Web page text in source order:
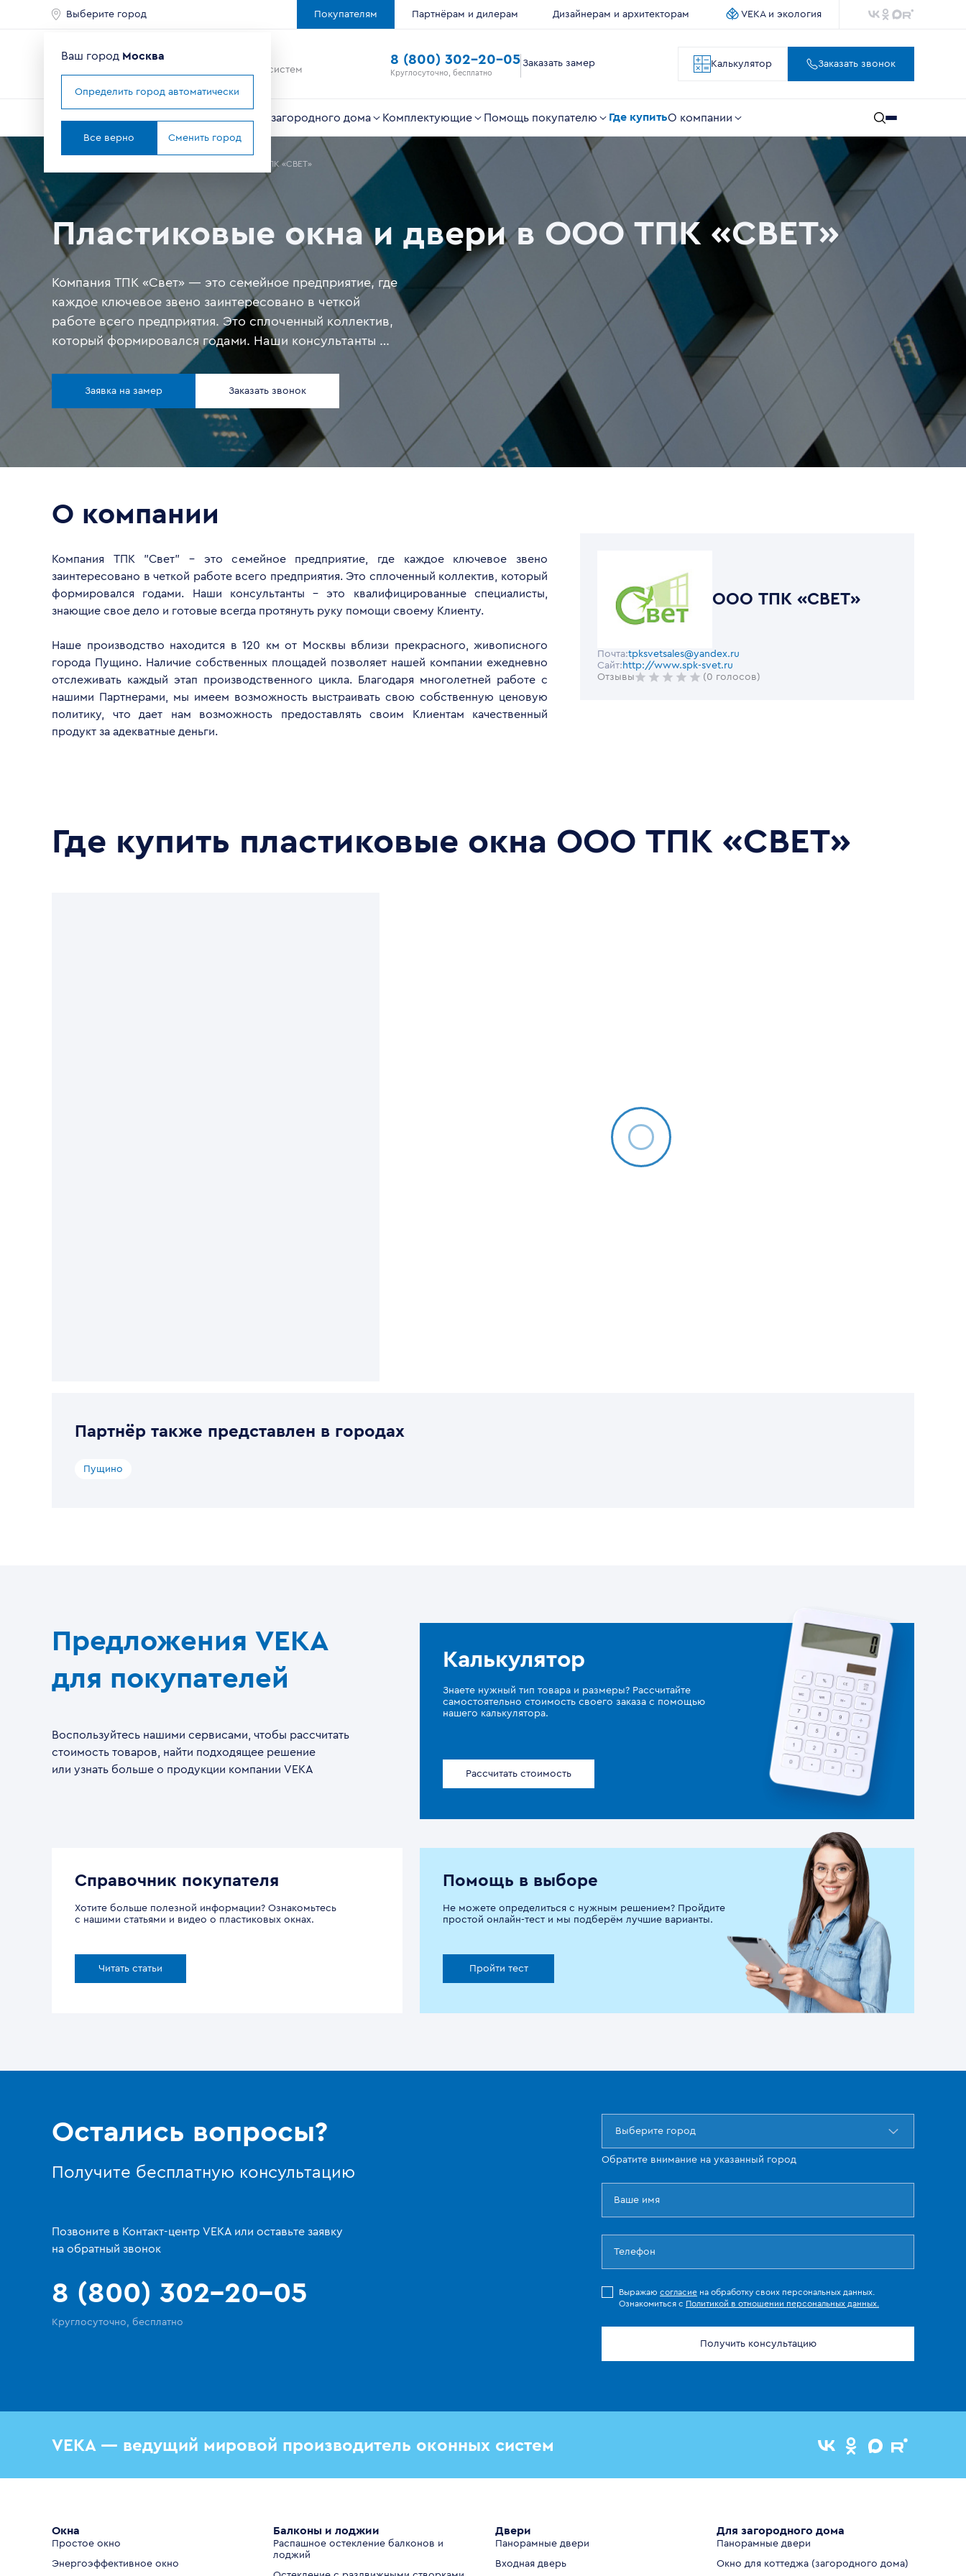
Выберите город Покупателям Партнёрам и дилерам Дизайнерам и архитекторам VEKA и экология
Ведущий мировой
производитель оконных систем
8 (800) 302-20-05
Круглосуточно, бесплатно
Заказать замер Калькулятор Заказать звонок
Для загородного дома Комплектующие Помощь покупателю Где купитьО компании
ООО ТПК «СВЕТ»
Пластиковые окна и двери в ООО ТПК «СВЕТ»
Компания ТПК «Свет» — это семейное предприятие, где
каждое ключевое звено заинтересовано в четкой
работе всего предприятия. Это сплоченный коллектив,
который формировался годами. Наши консультанты —
это квалифицированные специалисты, знающие свое
дело и готовые всегда протянуть руку помощи своему
Москвы вблизи прекрасного, живописного города
Пущино. Наличие собственных площадей позволяет
нашей компании ежедневно отслеживать каждый этап
выстраивать свою собственную ценовую политику, что
качественный продукт за адекватные деньги.
Заявка на замер Заказать звонок
О компании
Компания ТПК "Свет" - это семейное предприятие, где каждое ключевое звено
заинтересовано в четкой работе всего предприятия. Это сплоченный коллектив, который
формировался годами. Наши консультанты - это квалифицированные специалисты,
знающие свое дело и готовые всегда протянуть руку помощи своему Клиенту.
Наше производство находится в 120 км от Москвы вблизи прекрасного, живописного
города Пущино. Наличие собственных площадей позволяет нашей компании ежедневно
отслеживать каждый этап производственного цикла. Благодаря многолетней работе с
нашими Партнерами, мы имеем возможность выстраивать свою собственную ценовую
политику, что дает нам возможность предоставлять своим Клиентам качественный
продукт за адекватные деньги.
ООО ТПК «СВЕТ»
Почта:tpksvetsales@yandex.ru
Сайт: http://www.spk-svet.ru
Отзывы
(0 голосов)
Где купить пластиковые окна ООО ТПК «СВЕТ»
Партнёр также представлен в городах
Пущино
Предложения VEKA
для покупателей
Воспользуйтесь нашими сервисами, чтобы рассчитать
стоимость товаров, найти подходящее решение
или узнать больше о продукции компании VEKA
Калькулятор
Знаете нужный тип товара и размеры? Рассчитайте
самостоятельно стоимость своего заказа с помощью
нашего калькулятора.
Рассчитать стоимость
Справочник покупателя
Хотите больше полезной информации? Ознакомьтесь
с нашими статьями и видео о пластиковых окнах.
Читать статьи
Помощь в выборе
Не можете определиться с нужным решением? Пройдите
простой онлайн-тест и мы подберём лучшие варианты.
Пройти тест
Остались вопросы?
Получите бесплатную консультацию
Позвоните в Контакт-центр VEKA или оставьте заявку
на обратный звонок
8 (800) 302-20-05
Круглосуточно, бесплатно
Выберите город
Обратите внимание на указанный город
Выражаю согласие на обработку своих персональных данных.
Ознакомиться с Политикой в отношении персональных данных.
Получить консультацию
VEKA — ведущий мировой производитель оконных систем
Окна
Простое окно
Энергоэффективное окно
Балконы и лоджии
Распашное остекление балконов и
лоджий
Двери
Панорамные двери
Входная дверь
Для загородного дома
Панорамные двери
Окно для коттеджа (загородного дома)
Ваш город Москва
Определить город автоматически
Все верно Сменить город